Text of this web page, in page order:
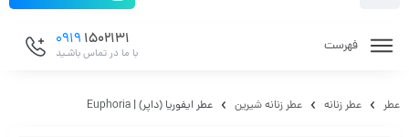
فهرست 1502131
0919
با ما در تماس باشـید
عطر عطر زنانه عطر زنانه شیرین عطر ایفوریا (داپر) | Euphoria